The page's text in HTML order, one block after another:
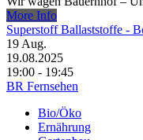
More Info
Superstoff Ballaststoffe -
19 Aug.
19.08.2025
19:00 - 19:45
BR Fernsehen
Bio/Öko
Ernährung